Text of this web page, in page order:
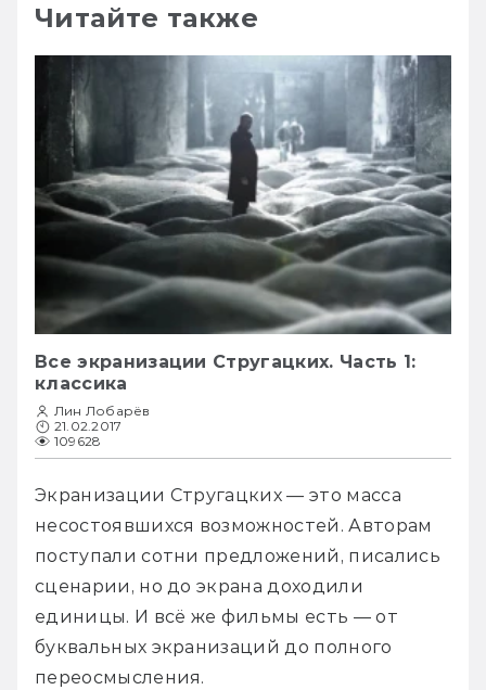
Читайте также
Все экранизации Стругацких. Часть 1:
классика
Лин Лобарёв
21.02.2017
109628
Экранизации Стругацких — это масса
несостоявшихся возможностей. Авторам
поступали сотни предложений, писались
сценарии, но до экрана доходили
единицы. И всё же фильмы есть — от
буквальных экранизаций до полного
переосмысления.